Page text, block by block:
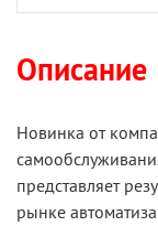
Описание
Новинка от
представляет
рынке